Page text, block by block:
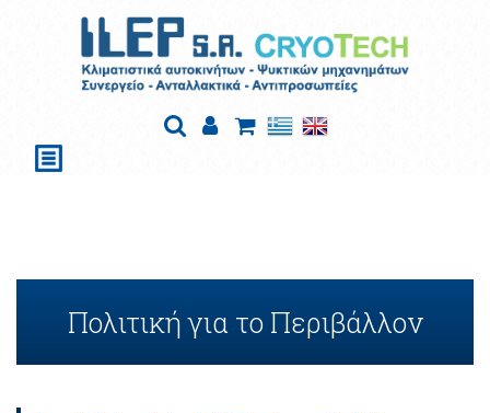
Πολιτική για το Περιβάλλον